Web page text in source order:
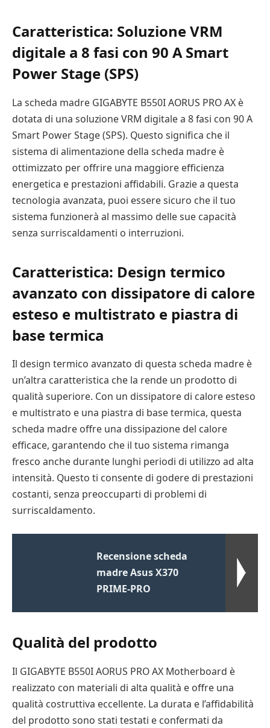
Caratteristica: Soluzione VRM
digitale a 8 fasi con 90 A Smart
Power Stage (SPS)
La scheda madre GIGABYTE B550I AORUS PRO AX è
dotata di una soluzione VRM digitale a 8 fasi con 90 A
Smart Power Stage (SPS). Questo significa che il
sistema di alimentazione della scheda madre è
ottimizzato per offrire una maggiore efficienza
energetica e prestazioni affidabili. Grazie a questa
tecnologia avanzata, puoi essere sicuro che il tuo
sistema funzionerà al massimo delle sue capacità
senza surriscaldamenti o interruzioni.
Caratteristica: Design termico
avanzato con dissipatore di calore
esteso e multistrato e piastra di
base termica
Il design termico avanzato di questa scheda madre è
un’altra caratteristica che la rende un prodotto di
qualità superiore. Con un dissipatore di calore esteso
e multistrato e una piastra di base termica, questa
scheda madre offre una dissipazione del calore
efficace, garantendo che il tuo sistema rimanga
fresco anche durante lunghi periodi di utilizzo ad alta
intensità. Questo ti consente di godere di prestazioni
costanti, senza preoccuparti di problemi di
surriscaldamento.
Recensione scheda
madre Asus X370
PRIME-PRO
Qualità del prodotto
Il GIGABYTE B550I AORUS PRO AX Motherboard è
realizzato con materiali di alta qualità e offre una
qualità costruttiva eccellente. La durata e l’affidabilità
del prodotto sono stati testati e confermati da